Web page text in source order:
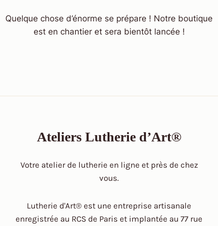
Quelque chose d’énorme se prépare ! Notre boutique
est en chantier et sera bientôt lancée !
Ateliers Lutherie d’Art®
Votre atelier de lutherie en ligne et près de chez
vous.
Lutherie d'Art® est une entreprise artisanale
enregistrée au RCS de Paris et implantée au 77 rue